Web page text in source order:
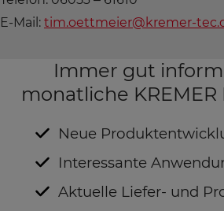
E-Mail: tim.oettmeier@kremer-
Immer gut
monatliche
Neue
Interessante
Aktuelle Liefer- und